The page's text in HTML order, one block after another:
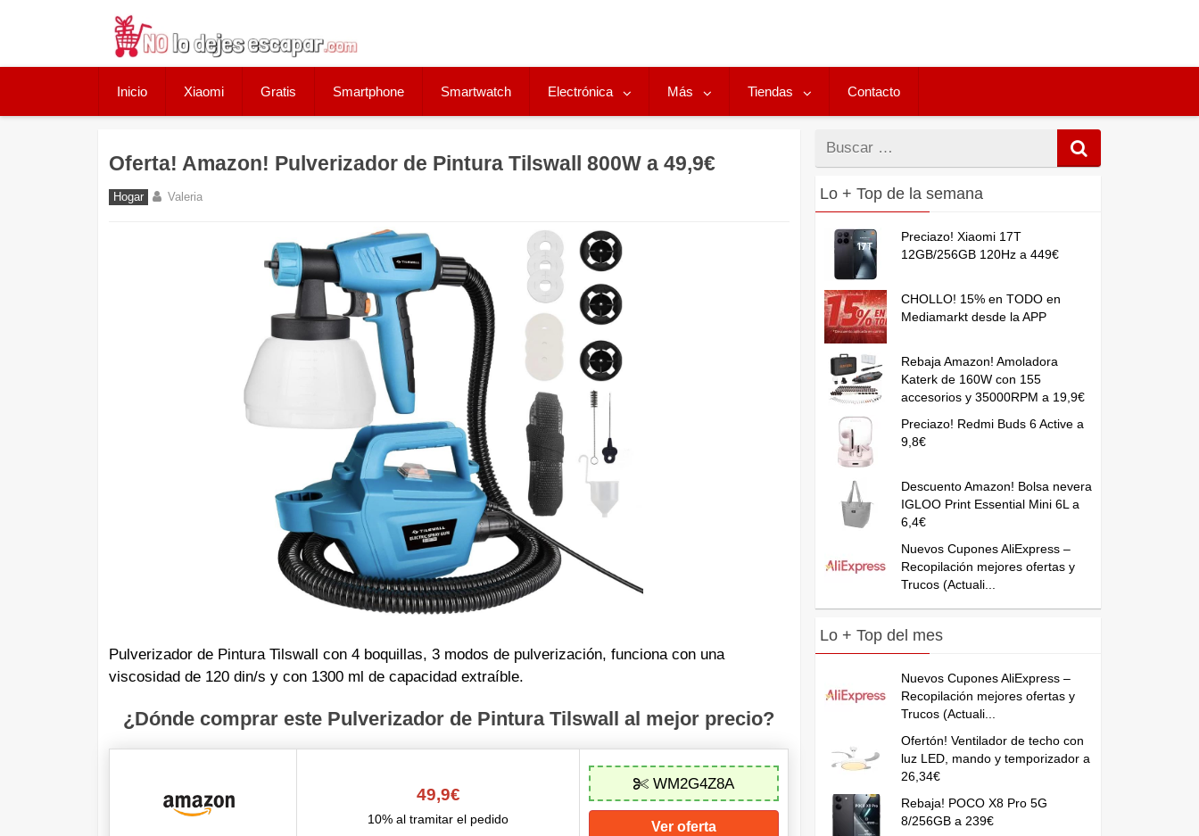
Inicio Xiaomi Gratis Smartphone Smartwatch Electrónica Más Tiendas Contacto
Oferta! Amazon! Pulverizador de Pintura Tilswall 800W a 49,9€
Hogar Valeria
Pulverizador de Pintura Tilswall con 4 boquillas, 3 modos de pulverización, funciona con una
viscosidad de 120 din/s y con 1300 ml de capacidad extraíble.
¿Dónde comprar este Pulverizador de Pintura Tilswall al mejor precio?
49,9€
10% al tramitar el pedido
WM2G4Z8A
Ver oferta
Buscar
por
Lo + Top de la semana
Preciazo! Xiaomi 17T
12GB/256GB 120Hz a 449€
CHOLLO! 15% en TODO en
Mediamarkt desde la APP
Rebaja Amazon! Amoladora
Katerk de 160W con 155
accesorios y 35000RPM a 19,9€
Preciazo! Redmi Buds 6 Active a
9,8€
Descuento Amazon! Bolsa nevera
IGLOO Print Essential Mini 6L a
6,4€
Nuevos Cupones AliExpress –
Recopilación mejores ofertas y
Trucos (Actuali...
Lo + Top del mes
Nuevos Cupones AliExpress –
Recopilación mejores ofertas y
Trucos (Actuali...
Ofertón! Ventilador de techo con
luz LED, mando y temporizador a
26,34€
Rebaja! POCO X8 Pro 5G
8/256GB a 239€